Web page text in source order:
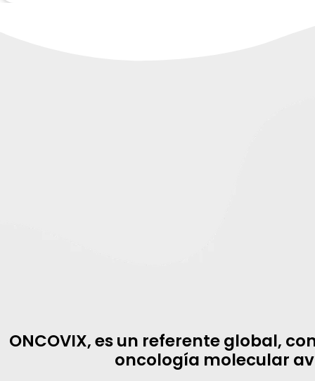
ONCOVIX, es un referente global,
oncología molecular